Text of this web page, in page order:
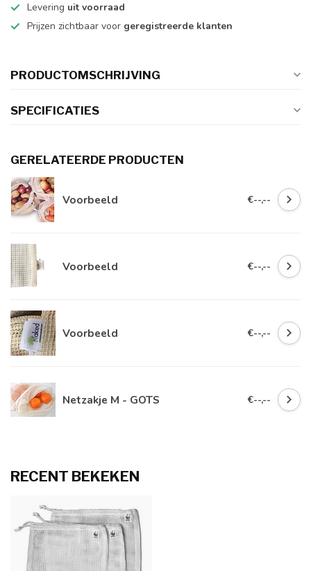
Levering uit voorraad
Prijzen zichtbaar voor geregistreerde klanten
PRODUCTOMSCHRIJVING
SPECIFICATIES
GERELATEERDE PRODUCTEN
Voorbeeld €--,--
Voorbeeld €--,--
Voorbeeld €--,--
Netzakje M - GOTS €--,--
RECENT BEKEKEN